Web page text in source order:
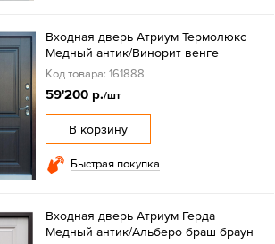
Входная дверь Атриум Термолюкс
Медный антик/Винорит венге
Код товара: 161888
59'200 р./шт
В корзину
Быстрая покупка
Входная дверь Атриум Герда
Медный антик/Альберо браш браун